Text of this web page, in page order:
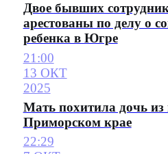
Двое бывших
арестованы по делу о
ребенка в Югре
21:00
13 ОКТ
2025
Мать похитила дочь
Приморском крае
22:29